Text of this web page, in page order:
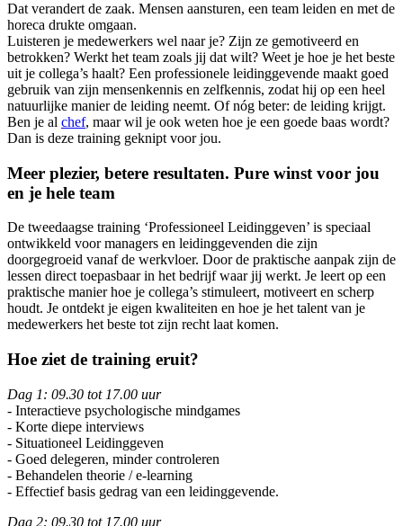
Dat verandert de zaak. Mensen aansturen, een team leiden en met de
horeca drukte omgaan.
Luisteren je medewerkers wel naar je? Zijn ze gemotiveerd en
betrokken? Werkt het team zoals jij dat wilt? Weet je hoe je het beste
uit je collega’s haalt? Een professionele leidinggevende maakt goed
gebruik van zijn mensenkennis en zelfkennis, zodat hij op een heel
natuurlijke manier de leiding neemt. Of nóg beter: de leiding krijgt.
Ben je al chef, maar wil je ook weten hoe je een goede baas wordt?
Dan is deze training geknipt voor jou.
Meer plezier, betere resultaten. Pure winst voor jou
en je hele team
De tweedaagse training ‘Professioneel Leidinggeven’ is speciaal
ontwikkeld voor managers en leidinggevenden die zijn
doorgegroeid vanaf de werkvloer. Door de praktische aanpak zijn de
lessen direct toepasbaar in het bedrijf waar jij werkt. Je leert op een
praktische manier hoe je collega’s stimuleert, motiveert en scherp
houdt. Je ontdekt je eigen kwaliteiten en hoe je het talent van je
medewerkers het beste tot zijn recht laat komen.
Hoe ziet de training eruit?
Dag 1: 09.30 tot 17.00 uur
- Interactieve psychologische mindgames
- Korte diepe interviews
- Situationeel Leidinggeven
- Goed delegeren, minder controleren
- Behandelen theorie / e-learning
- Effectief basis gedrag van een leidinggevende.
Dag 2: 09.30 tot 17.00 uur